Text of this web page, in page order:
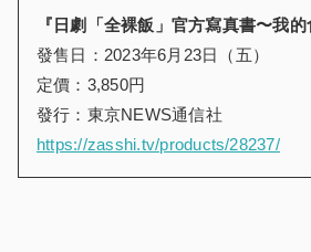
『日劇「全裸飯」官方寫真書〜我的
發售日：2023年6月23日（五）
定價：3,850円
發行：東京NEWS通信社
https://zasshi.tv/products/28237/